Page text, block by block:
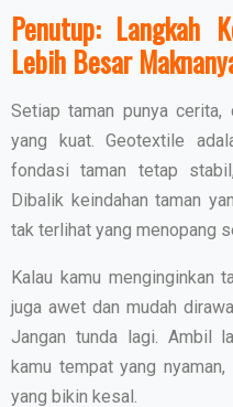
Penutup: Langkah
Lebih Besar
Setiap taman punya
yang kuat. Geotextile
fondasi taman tetap
Dibalik keindahan taman
tak terlihat yang menopang
Kalau kamu menginginkan
juga awet dan mudah
Jangan tunda lagi. Ambil
kamu tempat yang
yang bikin kesal.